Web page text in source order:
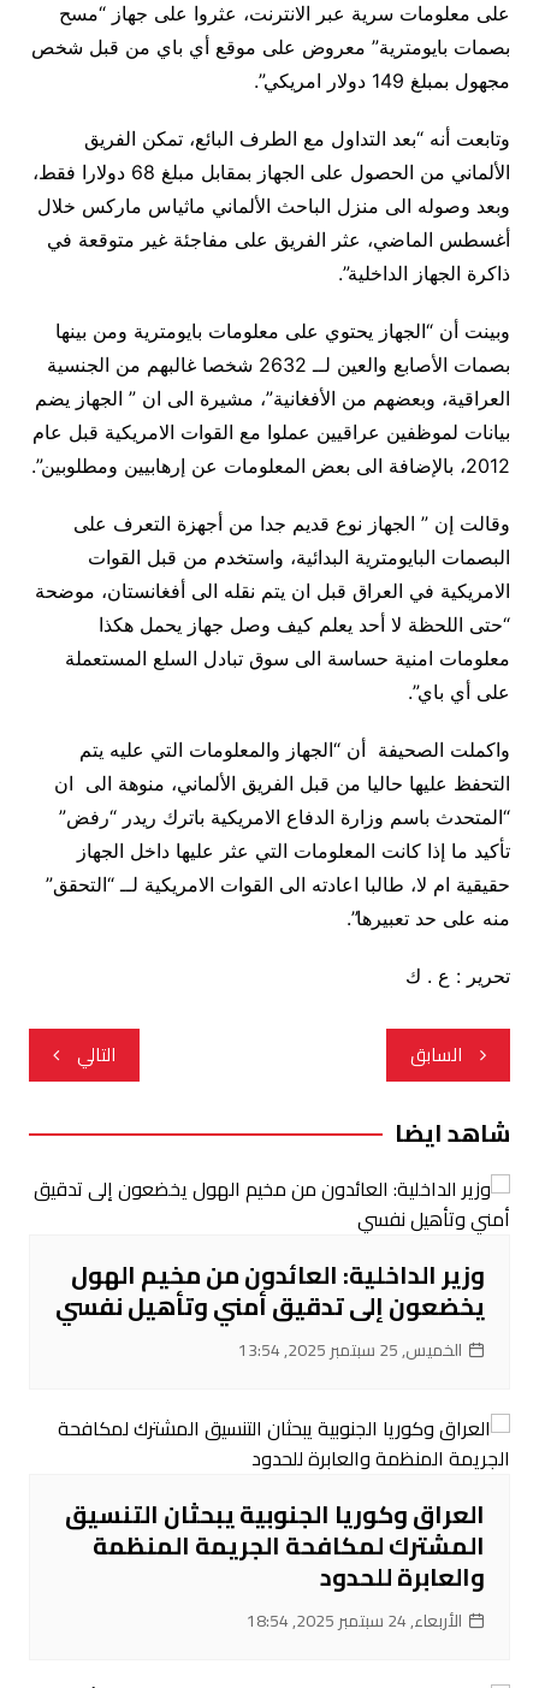
على معلومات سرية عبر الانترنت، عثروا على جهاز “مسح
بصمات بايومترية” معروض على موقع أي باي من قبل شخص
مجهول بمبلغ 149 دولار امريكي”.
وتابعت أنه “بعد التداول مع الطرف البائع، تمكن الفريق
الألماني من الحصول على الجهاز بمقابل مبلغ 68 دولارا فقط،
وبعد وصوله الى منزل الباحث الألماني ماثياس ماركس خلال
أغسطس الماضي، عثر الفريق على مفاجئة غير متوقعة في
ذاكرة الجهاز الداخلية”.
وبينت أن “الجهاز يحتوي على معلومات بايومترية ومن بينها
بصمات الأصابع والعين لــ 2632 شخصا غالبهم من الجنسية
العراقية، وبعضهم من الأفغانية”، مشيرة الى ان ” الجهاز يضم
بيانات لموظفين عراقيين عملوا مع القوات الامريكية قبل عام
2012، بالإضافة الى بعض المعلومات عن إرهابيين ومطلوبين”.
وقالت إن ” الجهاز نوع قديم جدا من أجهزة التعرف على
البصمات البايومترية البدائية، واستخدم من قبل القوات
الامريكية في العراق قبل ان يتم نقله الى أفغانستان، موضحة
“حتى اللحظة لا أحد يعلم كيف وصل جهاز يحمل هكذا
معلومات امنية حساسة الى سوق تبادل السلع المستعملة
على أي باي”.
واكملت الصحيفة أن “الجهاز والمعلومات التي عليه يتم
التحفظ عليها حاليا من قبل الفريق الألماني، منوهة الى ان
“المتحدث باسم وزارة الدفاع الامريكية باترك ريدر “رفض”
تأكيد ما إذا كانت المعلومات التي عثر عليها داخل الجهاز
حقيقية ام لا، طالبا اعادته الى القوات الامريكية لــ “التحقق”
منه على حد تعبيرها”.
تحرير : ع . ك
تصفّح
المقالات
السابق التالي
شاهد ايضا
وزير الداخلية: العائدون من مخيم الهول
يخضعون إلى تدقيق أمني وتأهيل نفسي
الخميس, 25 سبتمبر 2025, 13:54
العراق وكوريا الجنوبية يبحثان التنسيق
المشترك لمكافحة الجريمة المنظمة
والعابرة للحدود
الأربعاء, 24 سبتمبر 2025, 18:54